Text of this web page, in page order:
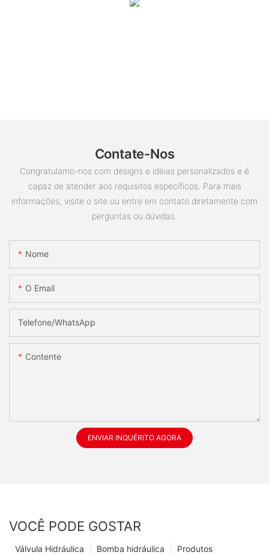
Contate-Nos
Congratulamo-nos com designs e idéias personalizados e é
capaz de atender aos requisitos específicos. Para mais
informações, visite o site ou entre em contato diretamente com
perguntas ou dúvidas.
Nome
O Email
Telefone/whatsApp
Contente
ENVIAR INQUÉRITO AGORA
VOCÊ PODE GOSTAR
Produtos
Bomba hidráulica
Válvula Hidráulica